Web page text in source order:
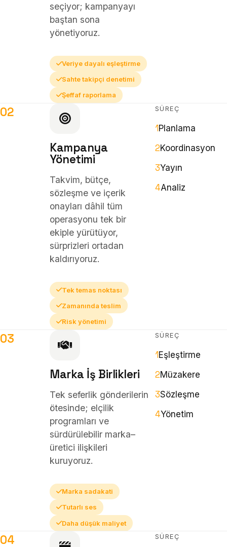
seçiyor; kampanyayı
baştan sona
yönetiyoruz.
Veriye dayalı eşleştirme
Sahte takipçi denetimi
Şeffaf raporlama
02
Kampanya
Yönetimi
Takvim, bütçe,
sözleşme ve içerik
onayları dâhil tüm
operasyonu tek bir
ekiple yürütüyor,
sürprizleri ortadan
kaldırıyoruz.
Tek temas noktası
Zamanında teslim
Risk yönetimi
SÜREÇ
1Planlama
2Koordinasyon
3Yayın
4Analiz
03
Marka İş Birlikleri
Tek seferlik gönderilerin
ötesinde; elçilik
programları ve
sürdürülebilir marka–
üretici ilişkileri
kuruyoruz.
Marka sadakati
Tutarlı ses
Daha düşük maliyet
SÜREÇ
1Eşleştirme
2Müzakere
3Sözleşme
4Yönetim
04 SÜREÇ